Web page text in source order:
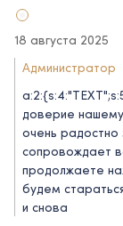
18 августа 2025
Администратор
доверие
очень
сопровождает
продолжаете
будем
и снова